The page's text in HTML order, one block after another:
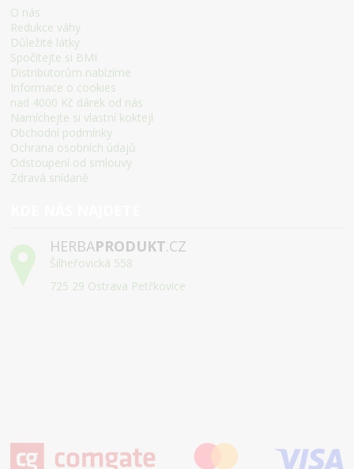
O nás
Redukce váhy
Důležité látky
Spočítejte si BMI
Distributorům nabízíme
Informace o cookies
nad 4000 Kč dárek od nás
Namíchejte si vlastní koktejl
Obchodní podmínky
Ochrana osobních údajů
Odstoupení od smlouvy
Zdravá snídaně
HERBAPRODUKT.CZ
Šilheřovická 558
725 29 Ostrava Petřkovice